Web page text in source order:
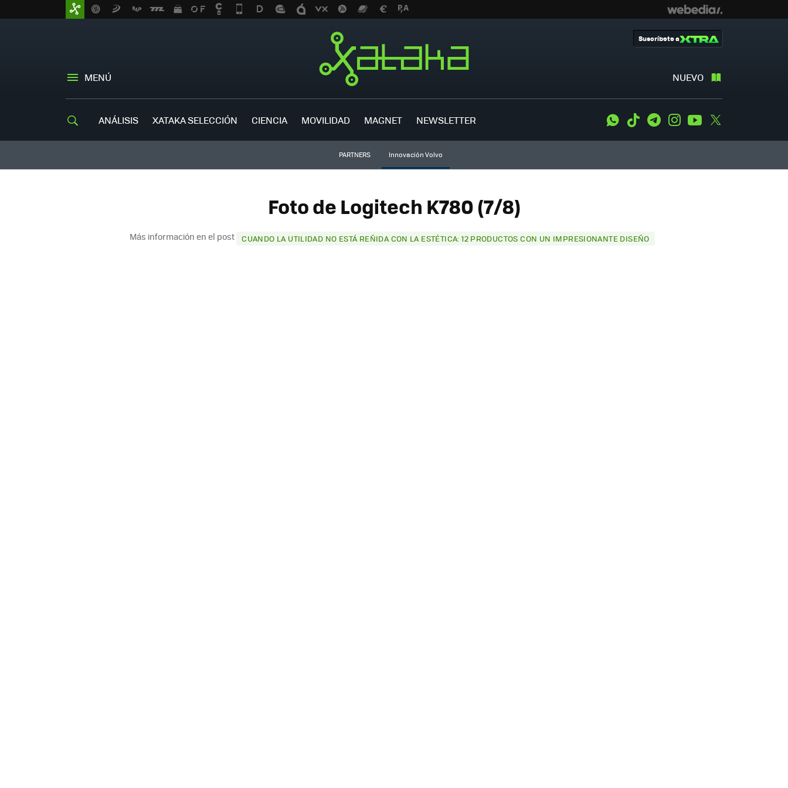
MENÚ NUEVO
Suscríbete a
ANÁLISIS XATAKA SELECCIÓN CIENCIA MOVILIDAD MAGNET NEWSLETTER WhatsApp
Tiktok TelegramInstagramYoutube
PARTNERS Innovación Volvo
Foto de Logitech K780 (7/8)
Más información en el post CUANDO LA UTILIDAD NO ESTÁ REÑIDA CON LA ESTÉTICA: 12 PRODUCTOS CON UN IMPRESIONANTE DISEÑO